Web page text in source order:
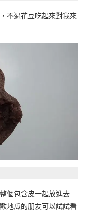
不過花豆吃起來對我來
個包含皮一起放進去
地瓜的朋友可以試試看